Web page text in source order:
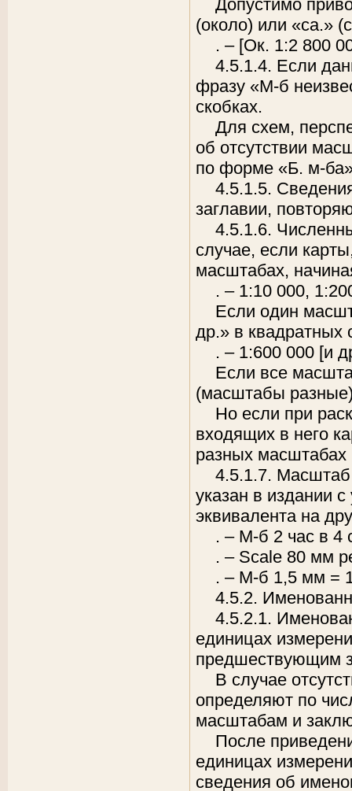
Допустимо
(около) или «ca.»
. – [Ок. 1:2 800
4.5.1.4. Если
фразу «М-б
скобках.
Для схем,
об отсутствии
по форме «Б. м-
4.5.1.5.
заглавии,
4.5.1.6.
случае, если
масштабах,
. – 1:10 000,
Если один
др.» в квадратных
. – 1:600 000 [и
Если все
(масштабы
Но если при
входящих в него
разных масштабах
4.5.1.7. Масштаб
указан в издании
эквивалента на
. – М-б 2 час в4
. – Scale 80 мм
. – М-б 1,5 мм =
4.5.2.
4.5.2.1.
единицах
предшествующим
В случае
определяют по
масштабам и
После
единицах
сведения об